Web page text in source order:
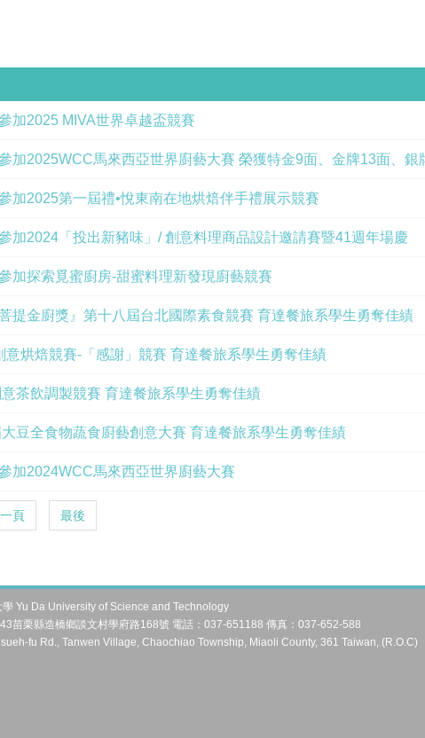
加2025 MIVA世界卓越盃競賽
加2025WCC馬來西亞世界廚藝大賽 榮獲特金9面、金牌13面、銀
加2025第一屆禮•悅東南在地烘焙伴手禮展示競賽
加2024「投出新豬味」/ 創意料理商品設計邀請賽暨41週年場慶
加探索覓蜜廚房-甜蜜料理新發現廚藝競賽
提金廚獎』第十八屆台北國際素食競賽 育達餐旅系學生勇奪佳績
意烘焙競賽-「感謝」競賽 育達餐旅系學生勇奪佳績
茶飲調製競賽 育達餐旅系學生勇奪佳績
豆全食物蔬食廚藝創意大賽 育達餐旅系學生勇奪佳績
加2024WCC馬來西亞世界廚藝大賽
頁 最後
學 Yu Da University of Science and Technology
苗栗縣造橋鄉談文村學府路168號 電話：037-651188 傳真：037-652-588
fu Rd., Tanwen Village, Chaochiao Township, Miaoli County, 361 Taiwan, (R.O.C)